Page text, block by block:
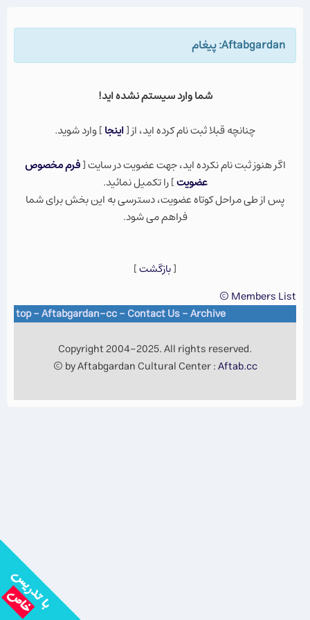
Aftabgardan: پيغام
شما وارد سيستم نشده ايد!
چنانچه قبلا ثبت نام كرده ايد، از [اينجا] وارد شويد.
اگر هنوز ثبت نام نكرده ايد، جهت عضویت در سایت [فرم مخصوص
عضویت] را تکمیل نمائید.
پس از طی مراحل کوتاه عضویت، دسترسی به این بخش برای شما
فراهم می شود.
[بازگشت]
Members List ©
top-Aftabgardan-cc-Contact Us -Archive
Copyright 2004-2025. All rights reserved.
© by Aftabgardan Cultural Center :Aftab.cc